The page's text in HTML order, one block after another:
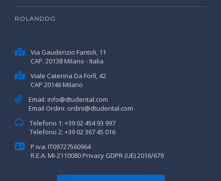
ROLANDDG
Via Gaudenzio Fantoli, 11
CAP. 20138 Milano - Italia
Viale Caterina Da Forlì, 42
CAP 20146 Milano
Email: info@dtudental.com
Email Ordini: ordini@dtudental.com
Telefono 1: +39 02 454 93 997
Telefono 2: +39 02 367 45 016
P.iva: IT09727560964
R.E.A. MI-2110080Privacy GDPR (UE) 2016/679